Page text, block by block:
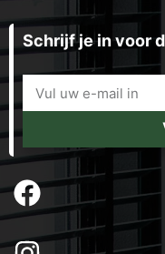
Schrijf je in voor